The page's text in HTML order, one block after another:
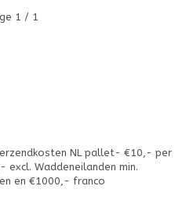
1 / 1
NL pallet- €10,- per
excl. Waddeneilanden min.
en €1000,- franco